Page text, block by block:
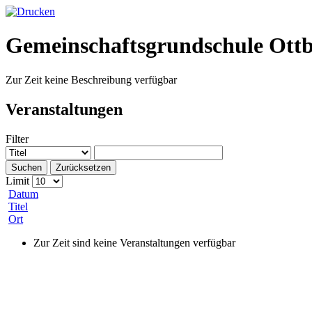
Gemeinschaftsgrundschule
Zur Zeit keine Beschreibung verfügbar
Veranstaltungen
Filter
Suchen Zurücksetzen
Limit
Datum
Titel
Ort
Zur Zeit sind keine Veranstaltungen verfügbar